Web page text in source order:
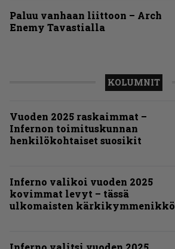
Paluu vanhaan liittoon – Arch
Enemy Tavastialla
KOLUMNIT
Vuoden 2025 raskaimmat –
Infernon toimituskunnan
henkilökohtaiset suosikit
Inferno valikoi vuoden 2025
kovimmat levyt – tässä
ulkomaisten kärkikymmenikkö